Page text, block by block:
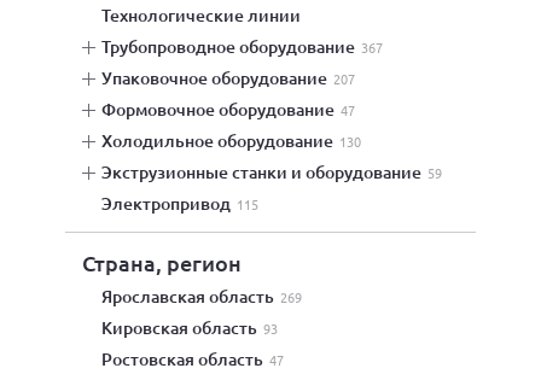
технологические линии
трубопроводное оборудование 367
упаковочное оборудование 207
формовочное оборудование 47
холодильное оборудование 130
экструзионные станки и оборудование 59
электропривод 115
Страна, регион
Ярославская область 269
Кировская область 93
Ростовская область 47